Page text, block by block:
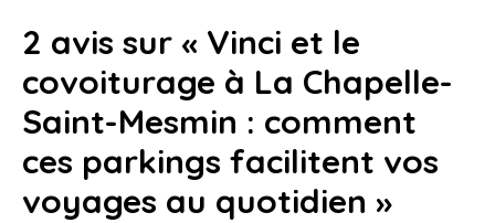
2 avis sur « Vinci et le
covoiturage à La Chapelle-
Saint-Mesmin : comment
ces parkings facilitent vos
voyages au quotidien »